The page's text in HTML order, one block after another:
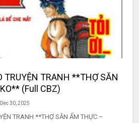
TRUYỆN TRANH **THỢ SĂN
(Full CBZ)
Dec 30, 2025
TRANH **THỢ SĂN ẨM THỰC –